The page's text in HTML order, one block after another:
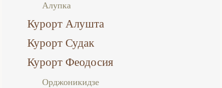
Алупка
Курорт Алушта
Курорт Судак
Курорт Феодосия
Орджоникидзе